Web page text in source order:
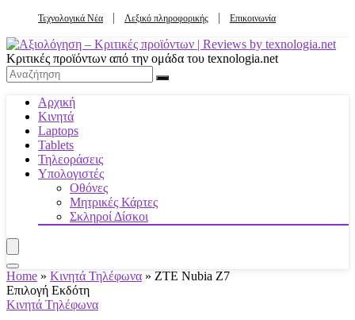
Τεχνολογικά Νέα Λεξικό πληροφορικής Επικοινωνία
Κριτικές προϊόντων από την ομάδα του texnologia.net
Αρχική
Κινητά
Laptops
Tablets
Τηλεοράσεις
Υπολογιστές
Οθόνες
Μητρικές Κάρτες
Σκληροί Δίσκοι
Home » Κινητά Τηλέφωνα » ZTE Nubia Z7
Επιλογή Εκδότη
Κινητά Τηλέφωνα